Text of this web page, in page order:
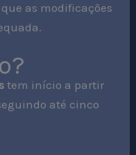
as modificações
tem início a partir
até cinco